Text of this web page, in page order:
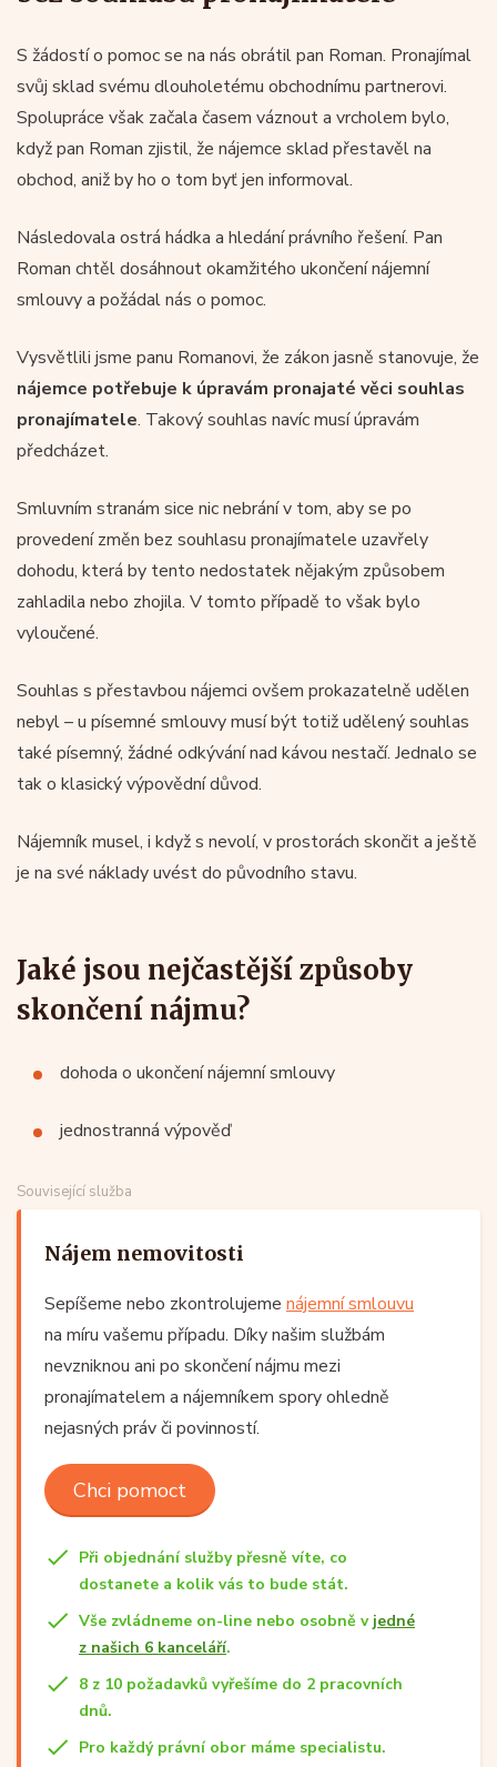
S žádostí o pomoc se na nás obrátil pan Roman. Pronajímal
svůj sklad svému dlouholetému obchodnímu partnerovi.
Spolupráce však začala časem váznout a vrcholem bylo,
když pan Roman zjistil, že nájemce sklad přestavěl na
obchod, aniž by ho o tom byť jen informoval.
Následovala ostrá hádka a hledání právního řešení. Pan
Roman chtěl dosáhnout okamžitého ukončení nájemní
smlouvy a požádal nás o pomoc.
Vysvětlili jsme panu Romanovi, že zákon jasně stanovuje, že
nájemce potřebuje k úpravám pronajaté věci souhlas
pronajímatele. Takový souhlas navíc musí úpravám
předcházet.
Smluvním stranám sice nic nebrání v tom, aby se po
provedení změn bez souhlasu pronajímatele uzavřely
dohodu, která by tento nedostatek nějakým způsobem
zahladila nebo zhojila. V tomto případě to však bylo
vyloučené.
Souhlas s přestavbou nájemci ovšem prokazatelně udělen
nebyl – u písemné smlouvy musí být totiž udělený souhlas
také písemný, žádné odkývání nad kávou nestačí. Jednalo se
tak o klasický výpovědní důvod.
Nájemník musel, i když s nevolí, v prostorách skončit a ještě
je na své náklady uvést do původního stavu.
Jaké jsou nejčastější způsoby
skončení nájmu?
dohoda o ukončení nájemní smlouvy
jednostranná výpověď
Související služba
Nájem nemovitosti
Sepíšeme nebo zkontrolujeme nájemní smlouvu
na míru vašemu případu. Díky našim službám
nevzniknou ani po skončení nájmu mezi
pronajímatelem a nájemníkem spory ohledně
nejasných práv či povinností.
Chci pomoct
Při objednání služby přesně víte, co
dostanete a kolik vás to bude stát.
Vše zvládneme on-line nebo osobně v jedné
z našich 6 kanceláří.
8 z 10 požadavků vyřešíme do 2 pracovních
dnů.
Pro každý právní obor máme specialistu.